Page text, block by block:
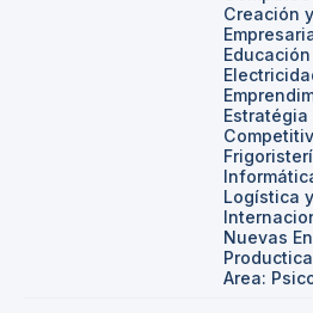
Creación
Educación
Logística
Nuevas
Productica
Area: